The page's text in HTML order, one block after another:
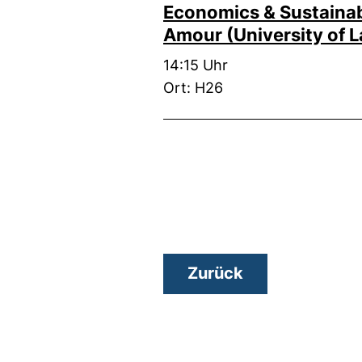
Economics &
Amour (University of
Zeit:
14:15 Uhr
Ort: H26
Zurück